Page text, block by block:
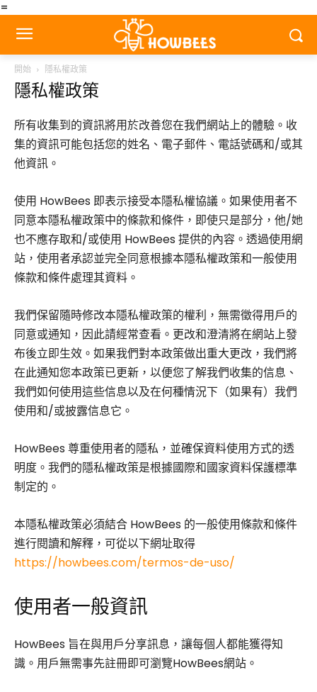
=
開始 隱私權政策
隱私權政策
所有收集到的資訊將用於改善您在我們網站上的體驗。收
集的資訊可能包括您的姓名、電子郵件、電話號碼和/或其
他資訊。
使用 HowBees 即表示接受本隱私權協議。如果使用者不
同意本隱私權政策中的條款和條件，即使只是部分，他/她
也不應存取和/或使用 HowBees 提供的內容。透過使用網
站，使用者承認並完全同意根據本隱私權政策和一般使用
條款和條件處理其資料。
我們保留隨時修改本隱私權政策的權利，無需徵得用戶的
同意或通知，因此請經常查看。更改和澄清將在網站上發
布後立即生效。如果我們對本政策做出重大更改，我們將
在此通知您本政策已更新，以便您了解我們收集的信息、
我們如何使用這些信息以及在何種情況下（如果有）我們
使用和/或披露信息它。
HowBees 尊重使用者的隱私，並確保資料使用方式的透
明度。我們的隱私權政策是根據國際和國家資料保護標準
制定的。
本隱私權政策必須結合 HowBees 的一般使用條款和條件
進行閱讀和解釋，可從以下網址取得
https://howbees.com/termos-de-uso/
使用者一般資訊
HowBees 旨在與用戶分享訊息，讓每個人都能獲得知
識。用戶無需事先註冊即可瀏覽HowBees網站。